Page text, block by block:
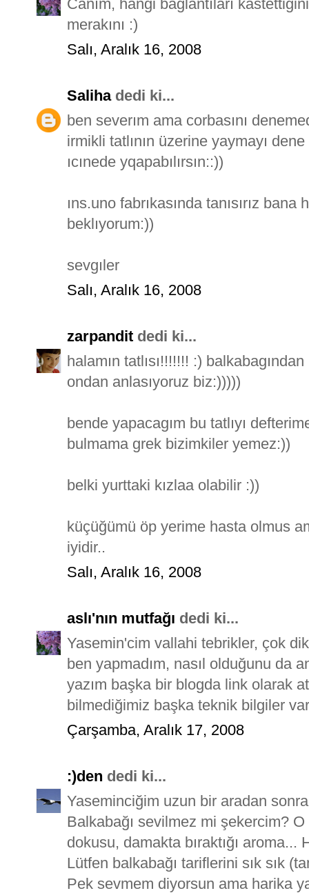
Canım, hangi bağlantıları
merakını :)
Salı, Aralık 16, 2008
Salihadedi ki...
ben severım ama corbasını
irmikli tatlının üzerine yaymayı
ıcınede yqapabılırsın::))
ıns.uno fabrıkasında tanısırız
beklıyorum:))
sevgıler
Salı, Aralık 16, 2008
zarpandit dedi ki...
halamın tatlısı!!!!!!! :)
ondan anlasıyoruz biz:)))))
bende yapacagım bu tatlıyı
bulmama grek bizimkiler yemez:))
belki yurttaki kızlaa olabilir :))
küçüğümü öp yerime hasta olmus
iyidir..
Salı, Aralık 16, 2008
aslı'nın mutfağı dedi ki...
Yasemin'cim vallahi tebrikler, çok
ben yapmadım, nasıl olduğunu da
yazım başka bir blogda link olarak
bilmediğimiz başka teknik bilgiler
Çarşamba, Aralık 17, 2008
:)den dedi ki...
Yaseminciğim uzun bir aradan
Balkabağı sevilmez mi şekercim?
dokusu, damakta bıraktığı aroma...
Lütfen balkabağı tariflerini sık sık
Pek sevmem diyorsun ama harika